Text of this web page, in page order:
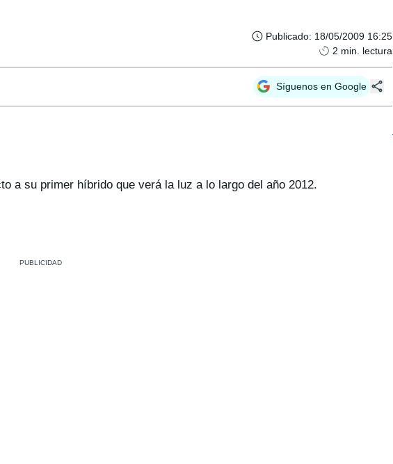
Publicado: 18/05/2009 16:25
2 min. lectura
Síguenos en Google
a su primer híbrido que verá la luz a lo largo del año 2012.